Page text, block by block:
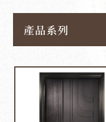
產品系列